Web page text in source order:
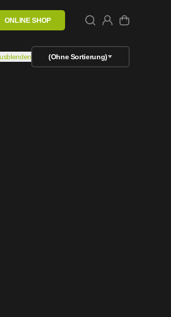
ONLINE SHOP
(Ohne Sortierung)